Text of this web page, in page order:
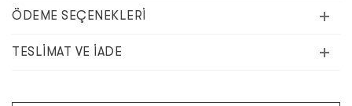
ÖDEME SEÇENEKLERI
TESLIMAT VE İADE